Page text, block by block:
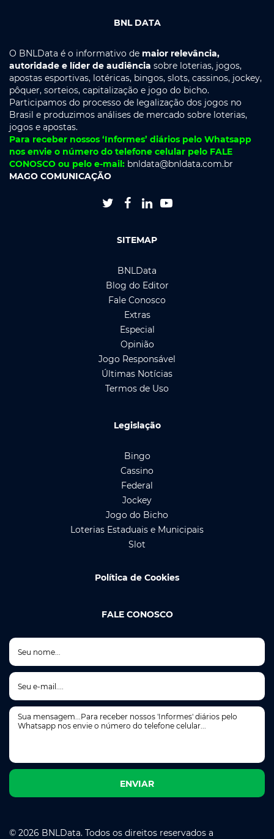
BNL DATA
O BNLData é o informativo de maior relevância,
autoridade e líder de audiência sobre loterias, jogos,
apostas esportivas, lotéricas, bingos, slots, cassinos, jockey,
pôquer, sorteios, capitalização e jogo do bicho.
Participamos do processo de legalização dos jogos no
Brasil e produzimos análises de mercado sobre loterias,
jogos e apostas.
Para receber nossos ‘Informes’ diários pelo Whatsapp
nos envie o número do telefone celular pelo FALE
CONOSCO ou pelo e-mail: bnldata@bnldata.com.br
MAGO COMUNICAÇÃO
   
SITEMAP
BNLData
Blog do Editor
Fale Conosco
Extras
Especial
Opinião
Jogo Responsável
Últimas Notícias
Termos de Uso
Legislação
Bingo
Cassino
Federal
Jockey
Jogo do Bicho
Loterias Estaduais e Municipais
Slot
Política de Cookies
FALE CONOSCO
© 2026 BNLData. Todos os direitos reservados a